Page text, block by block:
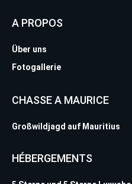
A PROPOS
Über uns
Fotogallerie
CHASSE A MAURICE
Großwildjagd auf Mauritius
HÉBERGEMENTS